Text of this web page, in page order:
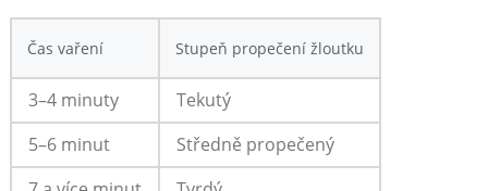
Čas vaření Stupeň propečení žloutku
3–4 minuty
Tekutý
5–6 minut
Středně propečený